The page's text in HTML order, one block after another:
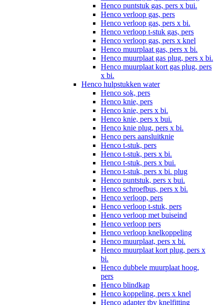
Henco puntstuk gas, pers x bui.
Henco verloop gas, pers
Henco verloop gas, pers x bi.
Henco verloop t-stuk gas, pers
Henco verloop gas, pers x knel
Henco muurplaat gas, pers x bi.
Henco muurplaat gas plug, pers x bi.
Henco muurplaat kort gas plug, pers
x bi.
Henco hulpstukken water
Henco sok, pers
Henco knie, pers
Henco knie, pers x bi.
Henco knie, pers x bui.
Henco knie plug, pers x bi.
Henco pers aansluitknie
Henco t-stuk, pers
Henco t-stuk, pers x bi.
Henco t-stuk, pers x bui.
Henco t-stuk, pers x bi. plug
Henco puntstuk, pers x bui.
Henco schroefbus, pers x bi.
Henco verloop, pers
Henco verloop t-stuk, pers
Henco verloop met buiseind
Henco verloop pers
Henco verloop knelkoppeling
Henco muurplaat, pers x bi.
Henco muurplaat kort plug, pers x
bi.
Henco dubbele muurplaat hoog,
pers
Henco blindkap
Henco koppeling, pers x knel
Henco adapter tbv knelfitting